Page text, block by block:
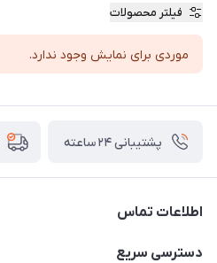
فیلتر محصولات
موردی برای نمایش وجود ندارد.
پشتیبانی ۲۴ ساعته
اطلاعات تماس
02177111474
دسترسی سریع